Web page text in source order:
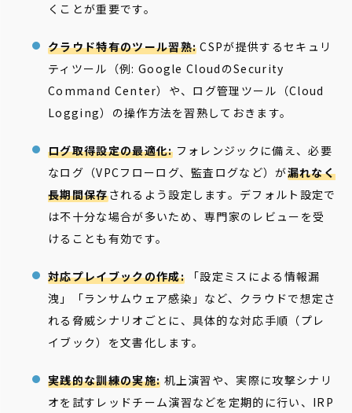
くことが重要です。
クラウド特有のツール習熟: CSPが提供するセキュリ
ティツール（例: Google CloudのSecurity
Command Center）や、ログ管理ツール（Cloud
Logging）の操作方法を習熟しておきます。
ログ取得設定の最適化:フォレンジックに備え、必要
なログ（VPCフローログ、監査ログなど）が漏れなく
長期間保存されるよう設定します。デフォルト設定で
は不十分な場合が多いため、専門家のレビューを受
けることも有効です。
対応プレイブックの作成:「設定ミスによる情報漏
洩」「ランサムウェア感染」など、クラウドで想定さ
れる脅威シナリオごとに、具体的な対応手順（プレ
イブック）を文書化します。
実践的な訓練の実施: 机上演習や、実際に攻撃シナリ
オを試すレッドチーム演習などを定期的に行い、IRP